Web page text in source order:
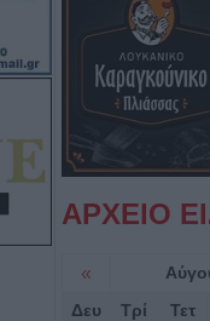
ΑΡΧΕΙΟ
«
Δευ Τρί Τετ